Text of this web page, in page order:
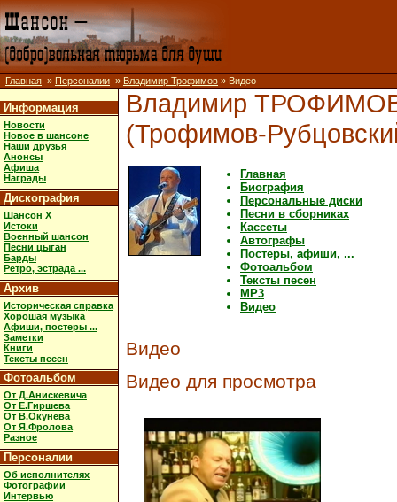
Главная » Персоналии » Владимир Трофимов » Видео
Информация
Новости
Новое в шансоне
Наши друзья
Анонсы
Афиша
Награды
Дискография
Шансон X
Истоки
Военный шансон
Песни цыган
Барды
Ретро, эстрада ...
Архив
Историческая справка
Хорошая музыка
Афиши, постеры ...
Заметки
Книги
Тексты песен
Фотоальбом
От Д.Анискевича
От Е.Гиршева
От В.Окунева
От Я.Фролова
Разное
Персоналии
Об исполнителях
Фотографии
Интервью
Владимир
(Трофимов-
Главная
Биография
Персональные диски
Песни в сборниках
Кассеты
Автографы
Постеры, афиши, ...
Фотоальбом
Тексты песен
MP3
Видео
Видео
Видео для просмотра